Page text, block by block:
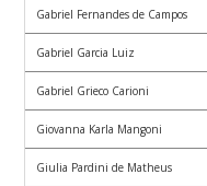
Gabriel Fernandes de Campos
Gabriel Garcia Luiz
Gabriel Grieco Carioni
Giovanna Karla Mangoni
Giulia Pardini de Matheus